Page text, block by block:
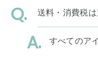
送料・消費税
すべてのア